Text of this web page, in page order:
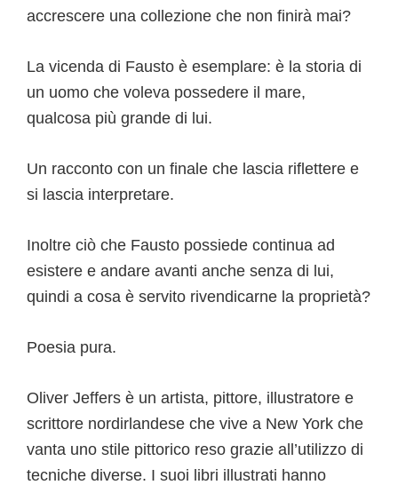
accrescere una collezione che non finirà mai?
La vicenda di Fausto è esemplare: è la storia di
un uomo che voleva possedere il mare,
qualcosa più grande di lui.
Un racconto con un finale che lascia riflettere e
si lascia interpretare.
Inoltre ciò che Fausto possiede continua ad
esistere e andare avanti anche senza di lui,
quindi a cosa è servito rivendicarne la proprietà?
Poesia pura.
Oliver Jeffers è un artista, pittore, illustratore e
scrittore nordirlandese che vive a New York che
vanta uno stile pittorico reso grazie all’utilizzo di
tecniche diverse. I suoi libri illustrati hanno